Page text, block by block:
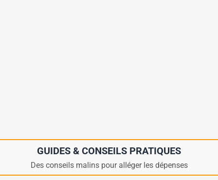
GUIDES & CONSEILS PRATIQUES
Des conseils malins pour alléger les dépenses